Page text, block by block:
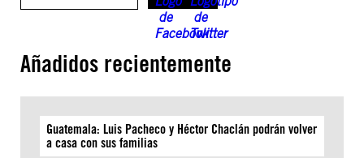
Añadidos recientemente
Guatemala: Luis Pacheco y Héctor Chaclán podrán volver
a casa con sus familias